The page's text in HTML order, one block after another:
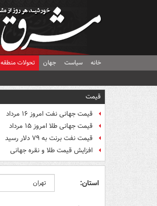
خانه سیاست جهان تحولات منطقه
قیمت
قیمت جهانی نفت امروز ۱۶ مرداد
قیمت جهانی طلا امروز ۱۵ مرداد
قیمت نفت برنت به ۷۹ دلار رسید
افزایش قیمت طلا و نقره جهانی
استان: